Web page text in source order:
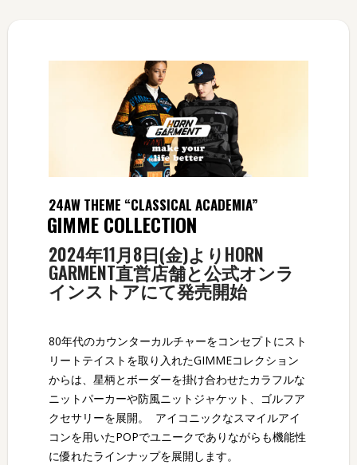
24AW THEME “CLASSICAL ACADEMIA”
GIMME COLLECTION
2024年11月8日(金)よりHORN
GARMENT直営店舗と公式オンラ
インストアにて発売開始
80年代のカウンターカルチャーをコンセプトにスト
リートテイストを取り入れたGIMMEコレクション
からは、星柄とボーダーを掛け合わせたカラフルな
ニットパーカーや防風ニットジャケット、ゴルフア
クセサリーを展開。 アイコニックなスマイルアイ
コンを用いたPOPでユニークでありながらも機能性
に優れたラインナップを展開します。